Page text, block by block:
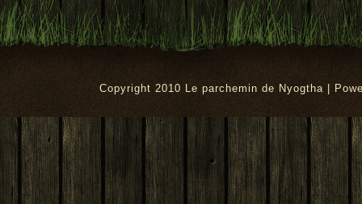
Copyright 2010 Le parchemin de Nyogtha |